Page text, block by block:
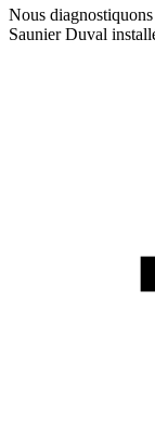
Nous
Saunier Duval